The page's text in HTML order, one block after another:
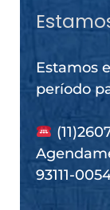
Estamos
período
93111-